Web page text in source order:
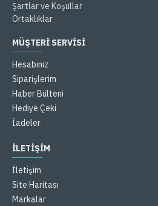
Şartlar ve Koşullar
Ortaklıklar
MÜŞTERİ SERVİSİ
Hesabınız
Siparişlerim
Haber Bülteni
Hediye Çeki
İadeler
İLETİŞİM
İletişim
Site Haritası
Markalar